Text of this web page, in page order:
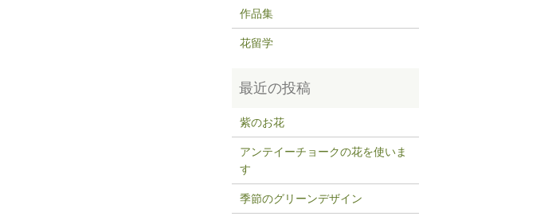
作品集
花留学
紫のお花
アンテイーチョークの花を使いま
す
季節のグリーンデザイン